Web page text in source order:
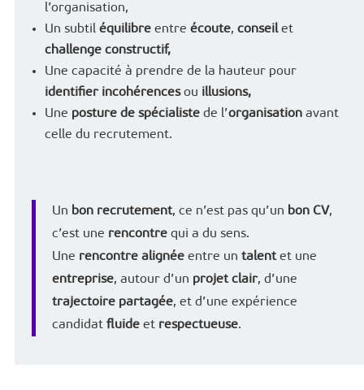
l’organisation,
Un subtiléquilibre entreécoute,conseilet
challenge constructif,
Une capacité à prendre de la hauteur pour
identifier incohérencesou illusions,
Une posture de spécialiste de l’organisation avant
celle du recrutement.
Un bon recrutement, ce n’est pas qu’un bon CV,
c’est une rencontre qui a du sens.
Une rencontre alignée entre untalentet une
entreprise, autour d’un projet clair, d’une
trajectoire partagée, et d’une expérience
candidatfluide et respectueuse.